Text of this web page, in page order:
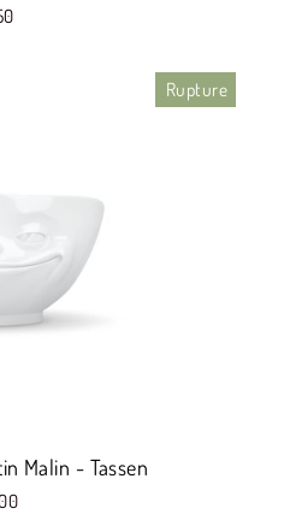
Rupture
Malin - Tassen